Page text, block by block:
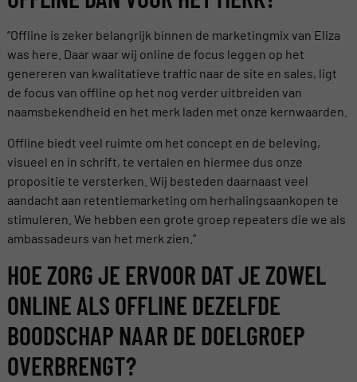
“Offline is zeker belangrijk binnen de marketingmix van Eliza
was here. Daar waar wij online de focus leggen op het
genereren van kwalitatieve traffic naar de site en sales, ligt
de focus van offline op het nog verder uitbreiden van
naamsbekendheid en het merk laden met onze kernwaarden.
Offline biedt veel ruimte om het concept en de beleving,
visueel en in schrift, te vertalen en hiermee dus onze
propositie te versterken. Wij besteden daarnaast veel
aandacht aan retentiemarketing om herhalingsaankopen te
stimuleren. We hebben een grote groep repeaters die we als
ambassadeurs van het merk zien.”
HOE ZORG JE ERVOOR DAT JE ZOWEL
ONLINE ALS OFFLINE DEZELFDE
BOODSCHAP NAAR DE DOELGROEP
OVERBRENGT?